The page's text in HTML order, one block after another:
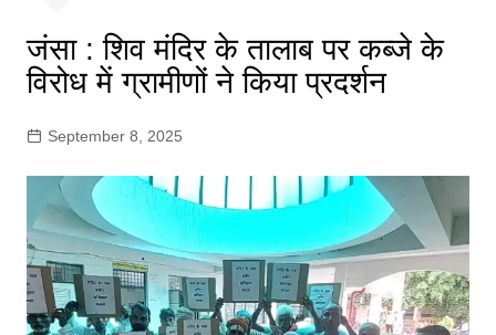
जंसा : शिव मंदिर के तालाब पर कब्जे के
विरोध में ग्रामीणों ने किया प्रदर्शन
September 8, 2025